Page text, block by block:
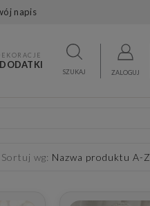
napis
SZUKAJ ZALOGUJ
Sortuj wg: Nazwa produktu A-Z